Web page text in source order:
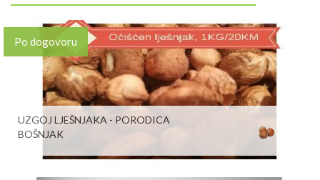
Po dogovoru
UZGOJ LJEŠNJAKA - PORODICA
BOŠNJAK